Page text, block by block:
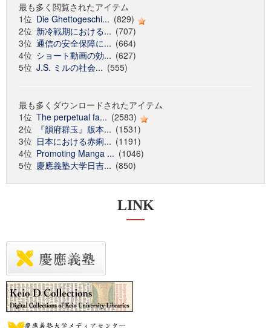
最も多く閲覧されたアイテム
1位 Die Ghettogeschi... (829)
2位 新冷戦期における... (707)
3位 通信の安全保障に... (664)
4位 ショート動画の効... (627)
5位 J.S. ミルの社会... (555)
最も多くダウンロードされたアイテム
1位 The perpetual fa... (2583)
2位
『韻府群玉』版本... (1531)
3位 日本における赤痢... (1191)
4位 Promoting Manga ... (1046)
5位 慶應義塾大学日吉... (850)
LINK